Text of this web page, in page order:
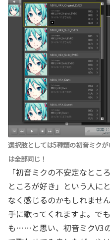
選択肢としては5種類の初音ミク
は全部同じ！
「初音ミクの不安定なとこ
ところが好き」という人に
なく感じるのかもしれませ
手に歌ってくれますよ。で
も……と思い、初音ミクV3